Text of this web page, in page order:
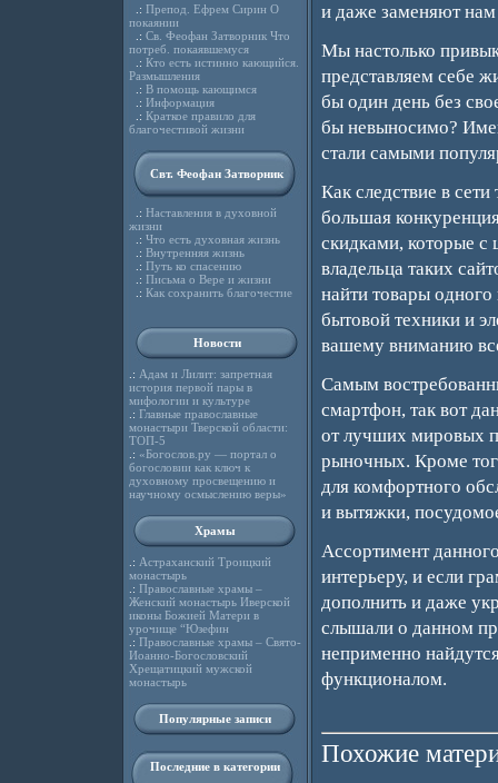
.: Препод. Ефрем Сирин О
покаянии
.: Св. Феофан Затворник Что
потреб. покаявшемуся
.: Кто есть истинно кающийся.
Размышления
.: В помощь кающимся
.: Информация
.: Краткое правило для
благочестивой жизни
Свт. Феофан Затворник
.: Наставления в духовной
жизни
.: Что есть духовная жизнь
.: Внутренняя жизнь
.: Путь ко спасению
.: Письма о Вере и жизни
.: Как сохранить благочестие
Новости
.: Адам и Лилит: запретная
история первой пары в
мифологии и культуре
.: Главные православные
монастыри Тверской области:
ТОП-5
.: «Богослов.ру — портал о
богословии как ключ к
духовному просвещению и
научному осмыслению веры»
Храмы
.: Астраханский Троицкий
монастырь
.: Православные храмы –
Женский монастырь Иверской
иконы Божией Матери в
урочище “Юзефин
.: Православные храмы – Свято-
Иоанно-Богословский
Хрещатицкий мужской
монастырь
Популярные записи
Последние в категории
и даже заменяют
Мы настолько
представляем себе
бы один день без
бы невыносимо?
стали самыми
Как следствие в
большая
скидками, которые с
владельца таких
найти товары
бытовой техники и
вашему вниманию
Самым
смартфон, так вот
от лучших мировых
рыночных. Кроме
для комфортного
и вытяжки,
Ассортимент
интерьеру, и если
дополнить и даже
слышали о данном
неприменно
функционалом.
Похожие